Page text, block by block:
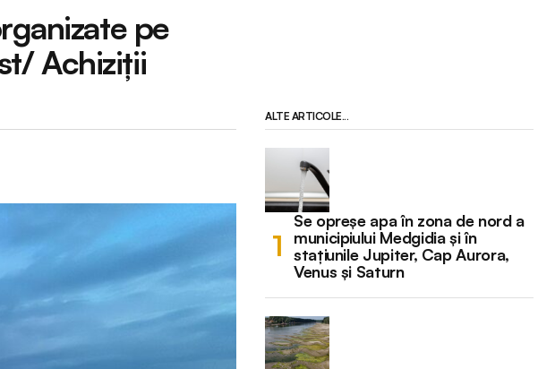
pe
Achiziții
ALTE ARTICOLE...
Se opreșe apa în zona de nord a
municipiului Medgidia și în
stațiunile Jupiter, Cap Aurora,
Venus și Saturn